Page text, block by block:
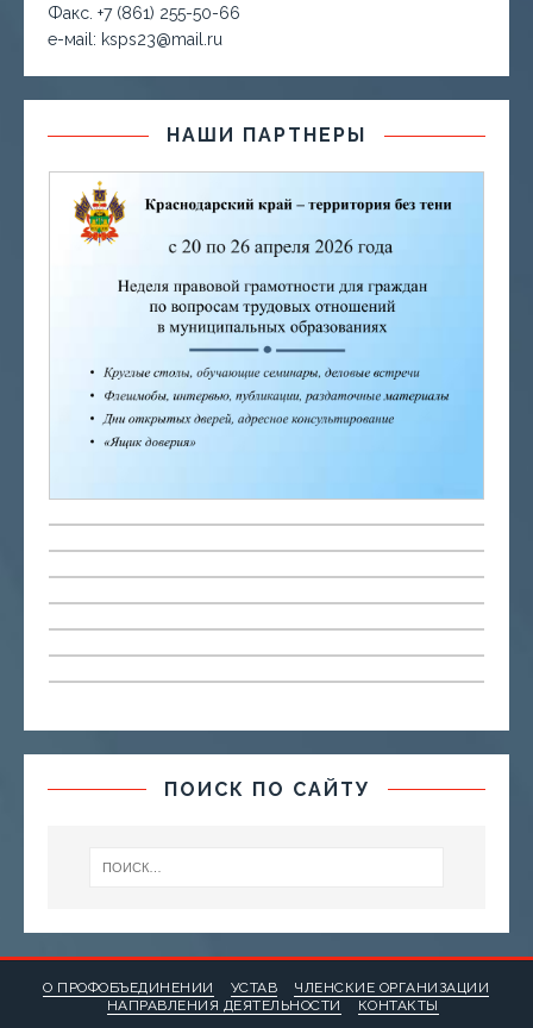
Факс. +7 (861) 255-50-66
е-маil: ksps23@mail.ru
НАШИ ПАРТНЕРЫ
ПОИСК ПО САЙТУ
О ПРОФОБЪЕДИНЕНИИ УСТАВ
ЧЛЕНСКИЕ ОРГАНИЗАЦИИ
НАПРАВЛЕНИЯ ДЕЯТЕЛЬНОСТИ
КОНТАКТЫ